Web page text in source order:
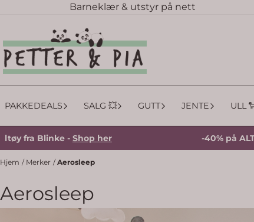
Hopp til innholdBarneklær & utstyr på nett
PAKKEDEALS SALG 💥 GUTT JENTE ULL
fra Blinke -Shop her -40% på ALT
Hjem / Merker /Aerosleep
Aerosleep